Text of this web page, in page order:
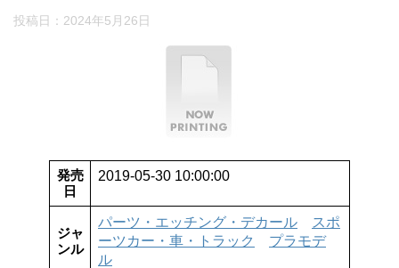
投稿日： 2024年5月26日
発売
日
2019-05-30 10:00:00
ジャ
ンル
パーツ・エッチング・デカール
スポ
ーツカー・車・トラック
プラモデ
ル